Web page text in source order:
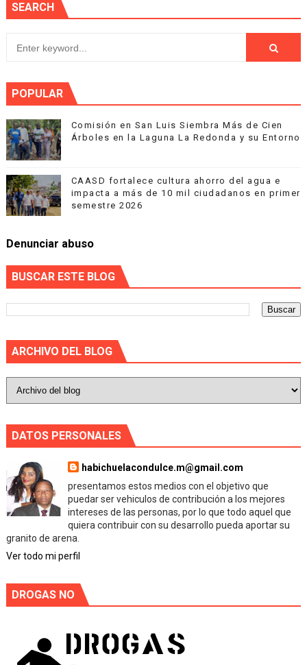
SEARCH
POPULAR
Comisión en San Luis Siembra Más de Cien
Árboles en la Laguna La Redonda y su Entorno
CAASD fortalece cultura ahorro del agua e
impacta a más de 10 mil ciudadanos en primer
semestre 2026
Denunciar abuso
BUSCAR ESTE BLOG
ARCHIVO DEL BLOG
DATOS PERSONALES
habichuelacondulce.m@gmail.com
presentamos estos medios con el objetivo que
puedar ser vehiculos de contribución a los mejores
intereses de las personas, por lo que todo aquel que
quiera contribuir con su desarrollo pueda aportar su
granito de arena.
Ver todo mi perfil
DROGAS NO